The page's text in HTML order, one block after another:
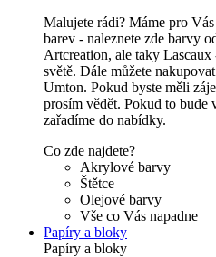
Malujete rádi? Máme pro
barev - naleznete zde barvy
Artcreation, ale taky
světě. Dále můžete
Umton. Pokud byste měli
prosím vědět. Pokud to bude
zařadíme do nabídky.
Co zde najdete?
Akrylové barvy
Štětce
Olejové barvy
Vše co Vás napadne
Papíry a bloky
Papíry a bloky